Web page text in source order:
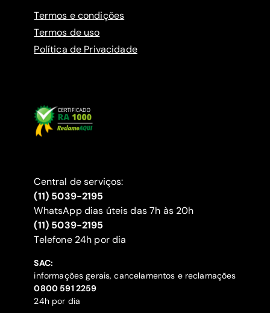
Termos e condições
Termos de uso
Política de Privacidade
Central de serviços:
(11) 5039-2195
WhatsApp dias úteis das 7h às 20h
(11) 5039-2195
‍Telefone 24h por dia
SAC:
informações gerais, cancelamentos e reclamações
‍0800 591 2259
24h por dia